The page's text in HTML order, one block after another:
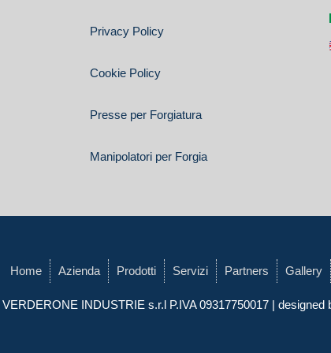
Privacy Policy
Cookie Policy
Presse per Forgiatura
Manipolatori per Forgia
Home Azienda Prodotti Servizi Partners Gallery
VERDERONE INDUSTRIE s.r.l P.IVA 09317750017 | designed